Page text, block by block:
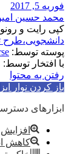
فوریه 5, 2017
محمد حسین امین
کپی رایت و
دانشجویی،طرح
پوسته توسط:
با افتخار توسط:
رفتن به محتوا
باز کردن نوار
ابزارهای
کاهش